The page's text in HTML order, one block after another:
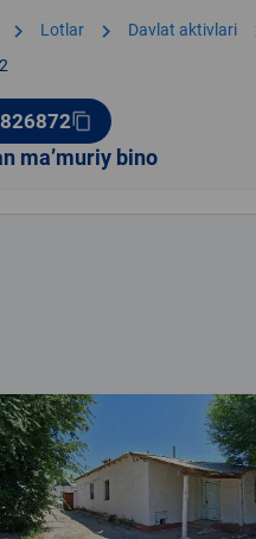
chevron_right Lotlar chevron_right Davlat aktivlari
content_copy
ma’muriy bino